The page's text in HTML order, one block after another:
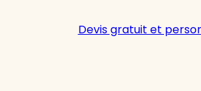
Devis gratuit et